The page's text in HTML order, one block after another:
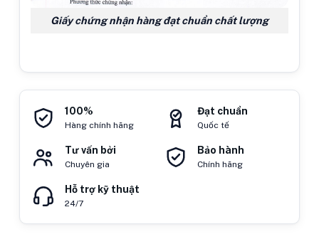
Giấy chứng nhận hàng đạt chuẩn chất lượng
100%
Hàng chính hãng
Đạt chuẩn
Quốc tế
Tư vấn bởi
Chuyên gia
Bảo hành
Chính hãng
Hỗ trợ kỹ thuật
24/7